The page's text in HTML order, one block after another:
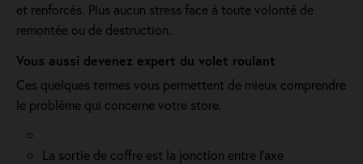
et renforcés. Plus aucun stress face à toute volonté de
remontée ou de destruction.
Vous aussi devenez expert du volet roulant
Ces quelques termes vous permettent de mieux comprendre
le problème qui concerne votre store.
La sortie de coffre est la jonction entre l’axe